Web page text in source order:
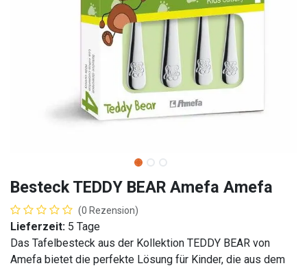
Besteck TEDDY BEAR Amefa Amefa
(0 Rezension)
Lieferzeit: 5 Tage
Das Tafelbesteck aus der Kollektion TEDDY BEAR von
Amefa bietet die perfekte Lösung für Kinder, die aus dem